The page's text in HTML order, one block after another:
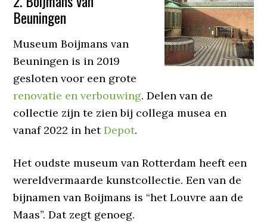
Beuningen
Museum Boijmans van
Beuningen is in 2019
gesloten voor een grote
renovatie en verbouwing. Delen van de
collectie zijn te zien bij collega musea en
vanaf 2022 in hetDepot.
Het oudste museum van Rotterdam heeft een
wereldvermaarde kunstcollectie. Een van de
bijnamen van Boijmans is “het Louvre aan de
Maas”. Dat zegt genoeg.